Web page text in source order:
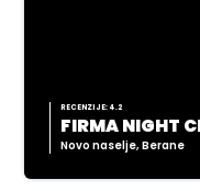
RECENZIJE: 4.2
FIRMA NIGHT
Novo naselje, Berane